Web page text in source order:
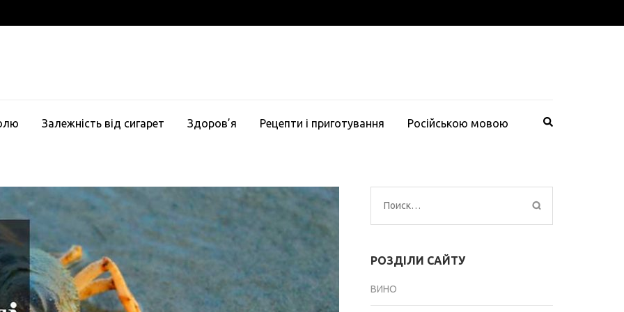
Залежність від сигарет Здоров’я Рецепти і приготування Російською мовою
Найти:
РОЗДІЛИ САЙТУ
ВИНО